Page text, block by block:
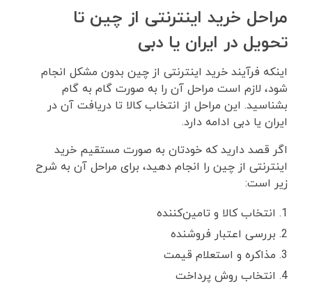
مراحل خرید اینترنتی از چین تا
تحویل در ایران یا دبی
اینکه فرآیند خرید اینترنتی از چین بدون مشکل انجام
شود، لازم است مراحل آن را به ‌صورت گام ‌به ‌گام
بشناسید. این مراحل از انتخاب کالا تا دریافت آن در
ایران یا دبی ادامه دارد.
اگر قصد دارید که خودتان به صورت مستقیم خرید
اینترنتی از چین را انجام دهید، برای مراحل آن به شرح
زیر است:
انتخاب کالا و تامین‌کننده
بررسی اعتبار فروشنده
مذاکره و استعلام قیمت
انتخاب روش پرداخت